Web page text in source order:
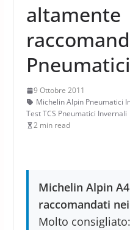
altamente
Pneumatici
9 Ottobre 2011
Michelin Alpin Pneumatici
Test TCS Pneumatici Invernali
2 min read
Michelin Alpin
raccomandati
Molto